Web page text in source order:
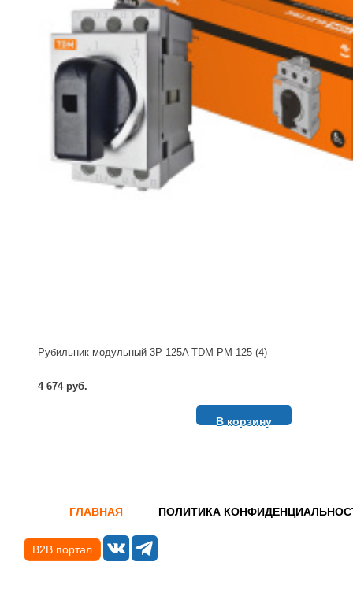
Рубильник модульный 3P 125A TDM РМ-125 (4)
4 674 руб.
В корзину
ГЛАВНАЯ ПОЛИТИКА
B2B портал